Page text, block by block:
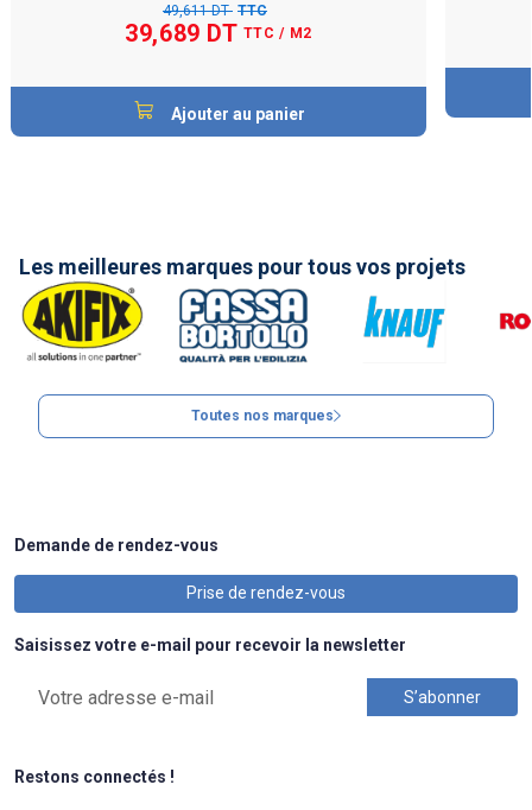
49,611 DT TTC
39,689 DT TTC / M2
Ajouter au panier
Les meilleures marques pour tous vos projets
Toutes nos marques
Demande de rendez-vous
Prise de rendez-vous
Saisissez votre e-mail pour recevoir la newsletter
Restons connectés !